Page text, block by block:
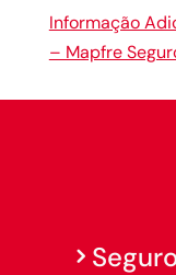
Informação
– Mapfre